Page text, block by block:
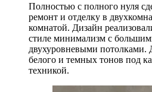
Полностью с полного нуля
ремонт и отделку в
комнатой. Дизайн
стиле минимализм с
двухуровневыми потолками.
белого и темных тонов под
техникой.